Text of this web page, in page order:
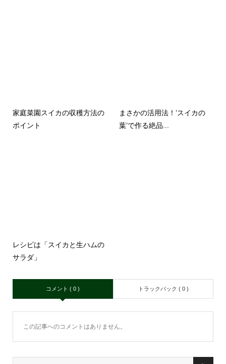
家庭菜園スイカの収穫方法の
ポイント
まさかの活用法！’スイカの
葉’で作る絶品...
レシピは「スイカと生ハムの
サラダ」
コメント ( 0 ) トラックバック ( 0 )
この記事へのコメントはありません。